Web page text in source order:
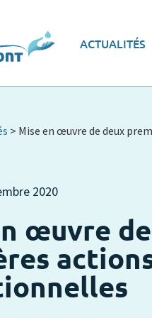
ACTUALITÉS
Les
> Mise en œuvre de deux
2020
œuvre